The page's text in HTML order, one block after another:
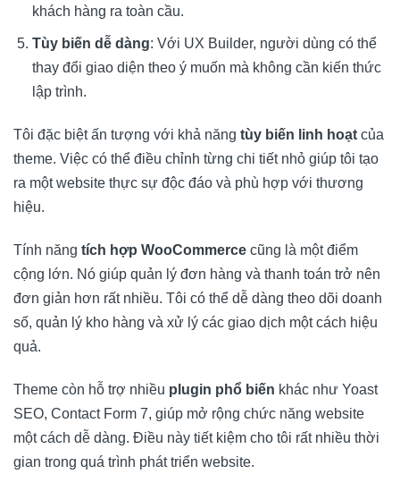
khách hàng ra toàn cầu.
Tùy biến dễ dàng: Với UX Builder, người dùng có thể
thay đổi giao diện theo ý muốn mà không cần kiến thức
lập trình.
Tôi đặc biệt ấn tượng với khả năng tùy biến linh hoạt của
theme. Việc có thể điều chỉnh từng chi tiết nhỏ giúp tôi tạo
ra một website thực sự độc đáo và phù hợp với thương
hiệu.
Tính năng tích hợp WooCommerce cũng là một điểm
cộng lớn. Nó giúp quản lý đơn hàng và thanh toán trở nên
đơn giản hơn rất nhiều. Tôi có thể dễ dàng theo dõi doanh
số, quản lý kho hàng và xử lý các giao dịch một cách hiệu
quả.
Theme còn hỗ trợ nhiều plugin phổ biến khác như Yoast
SEO, Contact Form 7, giúp mở rộng chức năng website
một cách dễ dàng. Điều này tiết kiệm cho tôi rất nhiều thời
gian trong quá trình phát triển website.